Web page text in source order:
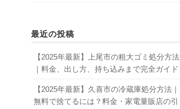
最近の投稿
【2025年最新】上尾市の粗大ゴミ処分方法
｜料金、出し方、持ち込みまで完全ガイド
【2025年最新】久喜市の冷蔵庫処分方法｜
無料で捨てるには？料金・家電量販店の引